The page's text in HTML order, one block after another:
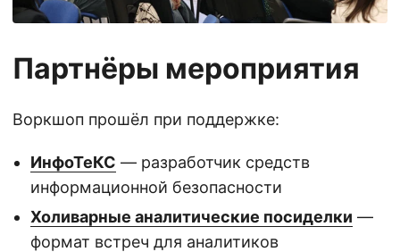
Партнёры мероприятия
Воркшоп прошёл при поддержке:
ИнфоТеКС — разработчик средств
информационной безопасности
Холиварные аналитические посиделки —
формат встреч для аналитиков